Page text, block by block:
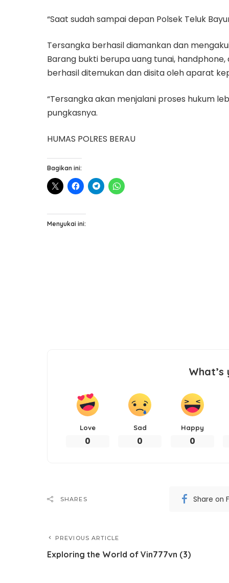
“Saat sudah sampai depan Polsek Teluk
Tersangka berhasil diamankan dan
Barang bukti berupa uang tunai,
berhasil ditemukan dan disita oleh aparat
“Tersangka akan menjalani proses hukum
pungkasnya.
HUMAS POLRES BERAU
Bagikan ini:
Menyukai ini:
Love
0
Sad
0
Happy
0
SHARES Share on
PREVIOUS ARTICLE
Exploring the World of Vin777vn (3)